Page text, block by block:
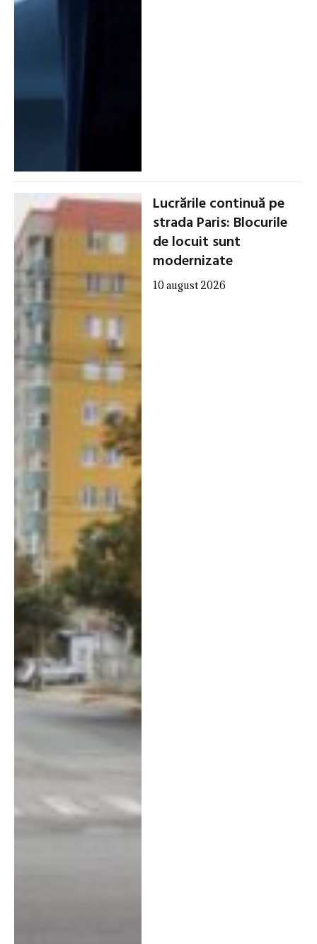
Lucrările continuă pe
strada Paris: Blocurile
de locuit sunt
modernizate
10 august 2026